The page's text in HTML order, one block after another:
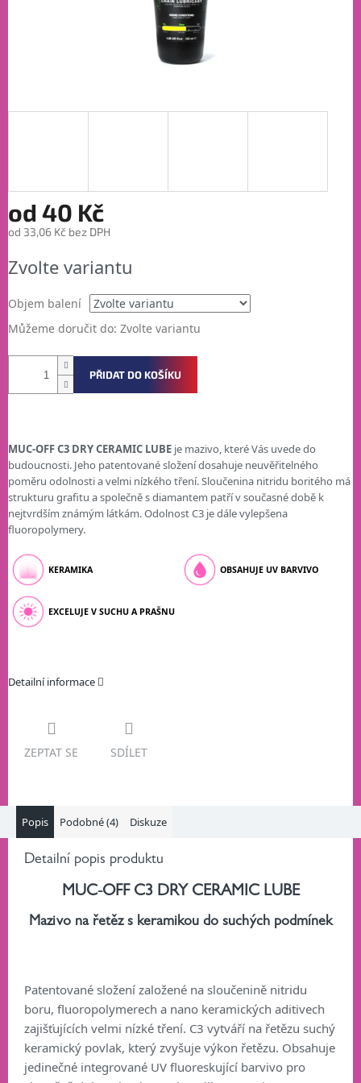
od 40 Kč
od 33,06 Kč bez DPH
cena:
Zvolte variantu
Objem balení
Můžeme doručit do: Zvolte variantu
PŘIDAT DO KOŠÍKU
MUC-OFF C3 DRY CERAMIC LUBE je mazivo, které Vás uvede do
budoucnosti. Jeho patentované složení dosahuje neuvěřitelného
poměru odolnosti a velmi nízkého tření. Sloučenina nitridu boritého má
strukturu grafitu a společně s diamantem patří v současné době k
nejtvrdším známým látkám. Odolnost C3 je dále vylepšena
fluoropolymery.
KERAMIKA OBSAHUJE UV BARVIVO
EXCELUJE V SUCHU A PRAŠNU
Detailní informace
ZEPTAT SE SDÍLET
Popis Podobné (4) Diskuze
Detailní popis produktu
MUC-OFF C3 DRY CERAMIC LUBE
Mazivo na řetěz s keramikou do suchých podmínek
Patentované složení založené na sloučenině nitridu
boru, fluoropolymerech a nano keramických aditivech
zajišťujících velmi nízké tření. C3 vytváří na řetězu suchý
keramický povlak, který zvyšuje výkon řetězu. Obsahuje
jedinečné integrované UV fluoreskující barvivo pro